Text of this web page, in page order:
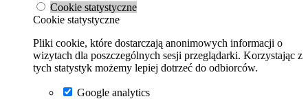
Cookie statystyczne
Cookie statystyczne
Pliki cookie, które dostarczają anonimowych informacji o
wizytach dla poszczególnych sesji przeglądarki. Korzystając z
tych statystyk możemy lepiej dotrzeć do odbiorców.
Google analytics